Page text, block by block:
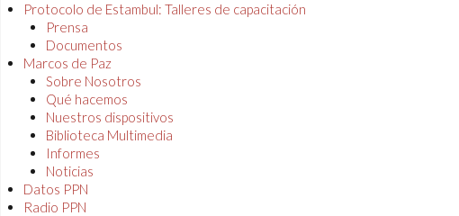
Protocolo de Estambul: Talleres de capacitación
Prensa
Documentos
Marcos de Paz
Sobre Nosotros
Qué hacemos
Nuestros dispositivos
Biblioteca Multimedia
Informes
Noticias
Datos PPN
Radio PPN